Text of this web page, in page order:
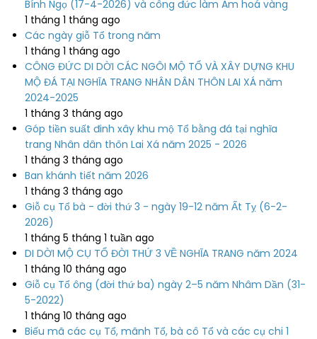
Bính Ngọ (17-4-2026) và công đức làm Am hoá vàng
1 tháng 1 tháng ago
Các ngày giỗ Tổ trong năm
1 tháng 1 tháng ago
CÔNG ĐỨC DI DỜI CÁC NGÔI MỘ TỔ VÀ XÂY DỰNG KHU
MỘ ĐÁ TẠI NGHĨA TRANG NHÂN DÂN THÔN LAI XÁ năm
2024-2025
1 tháng 3 tháng ago
Góp tiền suất đinh xây khu mộ Tổ bằng đá tại nghĩa
trang Nhân dân thôn Lai Xá năm 2025 - 2026
1 tháng 3 tháng ago
Ban khánh tiết năm 2026
1 tháng 3 tháng ago
Giỗ cụ Tổ bà - đời thứ 3 - ngày 19-12 năm Ất Tỵ (6-2-
2026)
1 tháng 5 tháng 1 tuần ago
DI DỜI MỘ CỤ TỔ ĐỜI THỨ 3 VỀ NGHĨA TRANG năm 2024
1 tháng 10 tháng ago
Giỗ cụ Tổ ông (đời thứ ba) ngày 2–5 năm Nhâm Dần (31-
5-2022)
1 tháng 10 tháng ago
Biếu mã các cụ Tổ, mãnh Tổ, bà cô Tổ và các cụ chi 1